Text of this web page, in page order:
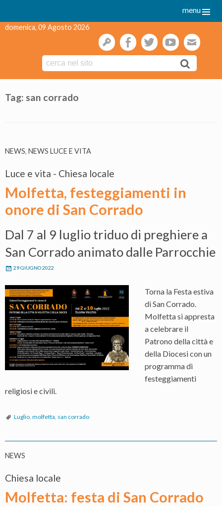
menu
domenica, 09 Agosto 2026
gestionefacebooktwitteryoutube
to
Tag: san corrado
NEWS, NEWS LUCE E VITA
Luce e vita - Chiesa locale
Molfetta, festeggiamenti in
onore di San Corrado
Dal 7 al 9 luglio triduo di preghiere a
San Corrado animato dalle Parrocchie
29 GIUGNO 2022
Torna la Festa estiva
di San Corrado.
Molfetta si appresta
a celebrare il
Patrono della città e
della Diocesi con un
programma di
festeggiamenti
religiosi e civili.
Luglio, molfetta, san corrado
NEWS
Chiesa locale
Molfetta: festa di San Corrado